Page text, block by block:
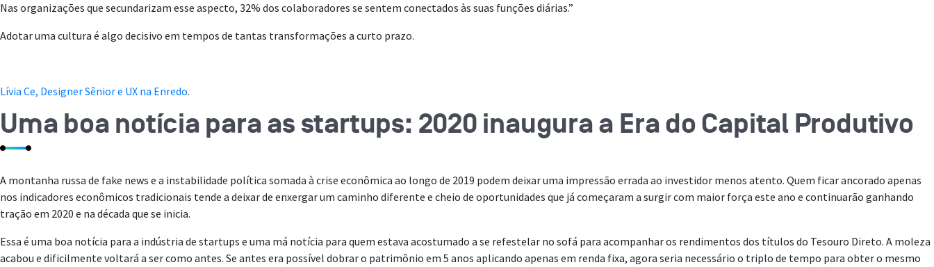
Nas organizações que secundarizam esse aspecto, 32% dos colaboradores se sentem conectados às suas funções diárias.”
Adotar uma cultura é algo decisivo em tempos de tantas transformações a curto prazo.
Lívia Ce, Designer Sênior e UX na Enredo.
Uma boa notícia para as startups: 2020 inaugura a Era do Capital Produtivo
A montanha russa de fake news e a instabilidade política somada à crise econômica ao longo de 2019 podem deixar uma impressão errada ao investidor menos atento. Quem ficar ancorado apenas
nos indicadores econômicos tradicionais tende a deixar de enxergar um caminho diferente e cheio de oportunidades que já começaram a surgir com maior força este ano e continuarão ganhando
tração em 2020 e na década que se inicia.
Essa é uma boa notícia para a indústria de startups e uma má notícia para quem estava acostumado a se refestelar no sofá para acompanhar os rendimentos dos títulos do Tesouro Direto. A moleza
acabou e dificilmente voltará a ser como antes. Se antes era possível dobrar o patrimônio em 5 anos aplicando apenas em renda fixa, agora seria necessário o triplo de tempo para obter o mesmo